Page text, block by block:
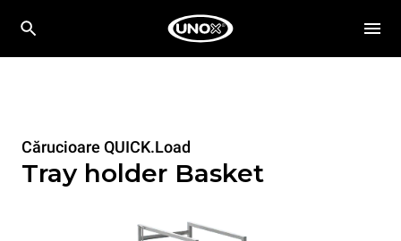
Cărucioare QUICK.Load
Tray holder Basket